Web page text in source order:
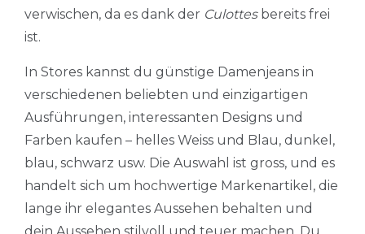
verwischen, da es dank der Culottesbereits frei
ist.
In Stores kannst du günstige Damenjeans in
verschiedenen beliebten und einzigartigen
Ausführungen, interessanten Designs und
Farben kaufen – helles Weiss und Blau, dunkel,
blau, schwarz usw. Die Auswahl ist gross, und es
handelt sich um hochwertige Markenartikel, die
lange ihr elegantes Aussehen behalten und